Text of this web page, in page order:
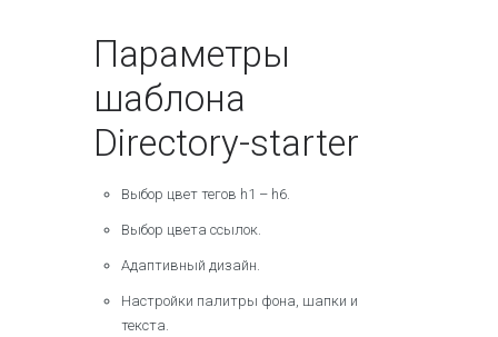
Параметры
шаблона
Directory-starter
Выбор цвет тегов h1 – h6.
Выбор цвета ссылок.
Адаптивный дизайн.
Настройки палитры фона, шапки и
текста.